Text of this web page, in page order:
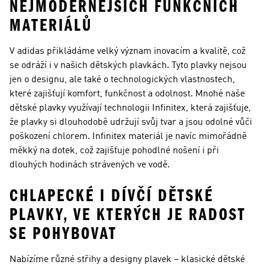
NEJMODERNĚJŠÍCH FUNKČNÍCH
MATERIÁLŮ
V adidas přikládáme velký význam inovacím a kvalitě, což
se odráží i v našich dětských plavkách. Tyto plavky nejsou
jen o designu, ale také o technologických vlastnostech,
které zajišťují komfort, funkčnost a odolnost. Mnohé naše
dětské plavky využívají technologii Infinitex, která zajišťuje,
že plavky si dlouhodobě udržují svůj tvar a jsou odolné vůči
poškození chlorem. Infinitex materiál je navíc mimořádně
měkký na dotek, což zajišťuje pohodlné nošení i při
dlouhých hodinách strávených ve vodě.
CHLAPECKÉ I DÍVČÍ DĚTSKÉ
PLAVKY, VE KTERÝCH JE RADOST
SE POHYBOVAT
Nabízíme různé střihy a designy plavek – klasické dětské